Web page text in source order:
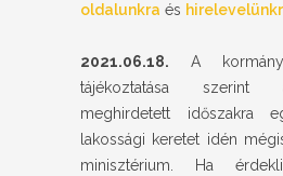
oldalunkra és
2021.06.18. A
tájékoztatása szerint
meghirdetett időszakra
lakossági keretet idén
minisztérium. Ha